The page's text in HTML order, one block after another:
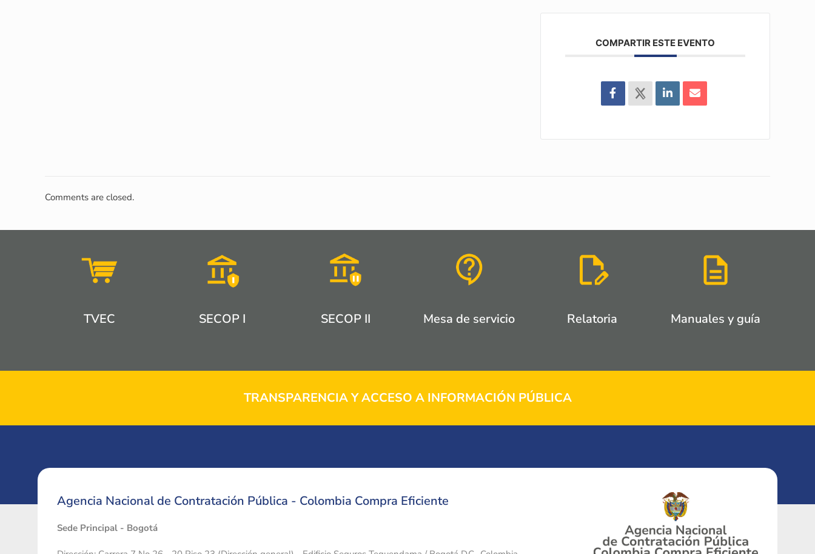
COMPARTIR ESTE EVENTO
Comments are closed.
TVEC SECOP I SECOP II Mesa de servicio Relatoria Manuales y guía
TRANSPARENCIA Y ACCESO A INFORMACIÓN PÚBLICA
Agencia Nacional de Contratación Pública - Colombia Compra Eficiente
Sede Principal - Bogotá